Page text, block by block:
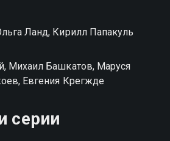
Ланд, Кирилл Папакуль
Михаил Башкатов, Маруся
Евгения Крегжде
серии